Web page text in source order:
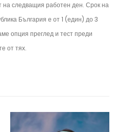
на следващия работен ден. Срок на
България е от 1 (един) до 3
опция преглед и тест преди
от тях.